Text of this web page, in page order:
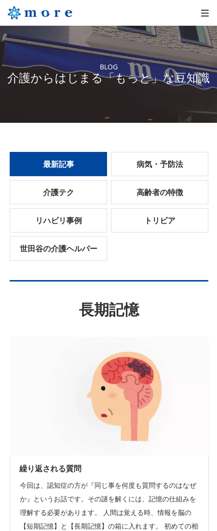
BLOG
介護からはじまる「もっと」な豆知識
最新記事 病気・予防法
介護テク 高齢者の特徴
リハビリ事例 トリビア
世田谷の介護ヘルパー
長期記憶
繰り返される質問
今回は、認知症の方が『同じ事を何度も質問するのはなぜ
か』というお話です。その謎を解くには、記憶の仕組みを
理解する必要があります。 人間は覚える時、情報を脳の
【短期記憶】と【長期記憶】の箱に入れます。 初めての相